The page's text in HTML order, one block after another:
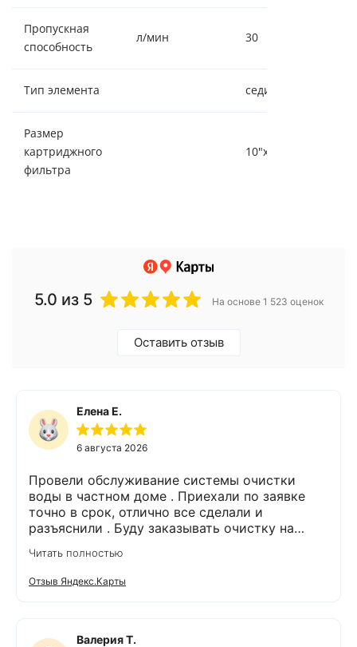
Пропускная
способность
л/мин 30
Тип элемента седиментный
Размер
картриджного
фильтра
10"х4.5"
5.0 из 5 На основе 1 523 оценок
Оставить отзыв
Елена Е.
6 августа 2026
Провели обслуживание системы очистки
воды в частном доме . Приехали по заявке
точно в срок, отлично все сделали и
разъяснили . Буду заказывать очистку на
Читать полностью
Отзыв Яндекс.Карты
Валерия Т.